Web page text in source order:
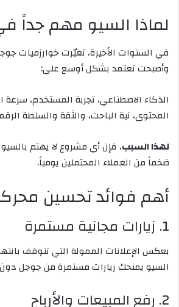
لماذا السيو مهم جداً في
في السنوات الأخيرة، تغيّرت خوارزميات
وأصبحت تعتمد بشكل أوسع على:
الذكاء الاصطناعي، تجربة المستخدم،
المحتوى، نية الباحث، والثقة والسلطة
لهذا السبب، فإن أي مشروع لا يهتم
ضخماً من العملاء المحتملين يومياً.
أهم فوائد تحسين
1. زيارات مجانية مستمرة
بعكس الإعلانات الممولة التي تتوقف
السيو يمنحك زيارات مستمرة من جوجل
2. رفع المبيعات والأرباح